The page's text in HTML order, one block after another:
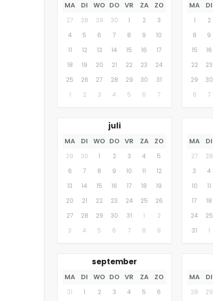
MA DI WO DO VR ZA ZO
27 28 29 30 1 2
3
4
5 6 7 8 9
10
11
12 13 14 15 16
17
18
19 20 21 22 23
24
25
26 27 28 29 30
31
1
2 3 4 5 6 7
MA DI
1 2
8
9
15
16
22
23
29
30
6
7
juli
MA DI WO DO VR ZA ZO
29 30 1 2 3 4
5
6
7 8 9 10 11
12
13
14 15 16 17 18
19
20
21 22 23 24 25
26
27
28 29 30 31 1
2
3
4 5 6 7 8 9
MA DI
27 28
3
4
10
11
17
18
24
25
31
1
september
MA DI WO DO VR ZA ZO
31 1 2 3 4 5
6
MA DI
28 29